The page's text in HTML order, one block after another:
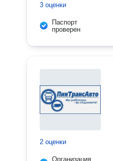
3 оценки
Паспорт
проверен
2 оценки
Организация